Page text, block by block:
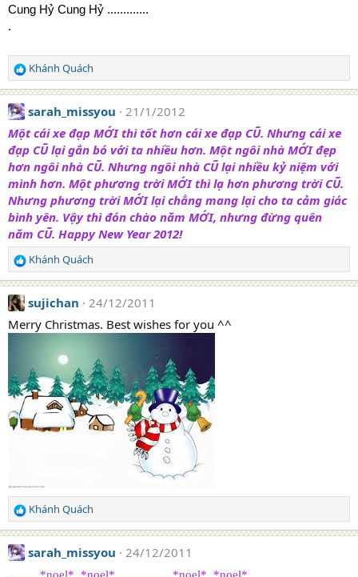
Cung Hỷ Cung Hỷ .............
.
R
e
a
c
t
i
o
n
s
:
Khánh Quách
sarah_missyou
21/1/2012
Một cái xe đạp MỚI thì tốt hơn cái xe đạp CŨ. Nhưng cái xe
đạp CŨ lại gắn bó với ta nhiều hơn. Một ngôi nhà MỚI đẹp
hơn ngôi nhà CŨ. Nhưng ngôi nhà CŨ lại nhiều kỷ niệm với
mình hơn. Một phương trời MỚI thì lạ hơn phương trời CŨ.
Nhưng phương trời MỚI lại chẳng mang lại cho ta cảm giác
bình yên. Vậy thì đón chào năm MỚI, nhưng đừng quên
năm CŨ. Happy New Year 2012!
R
e
a
c
t
i
s
:
Khánh Quách
sujichan
24/12/2011
Merry Christmas. Best wishes for you ^^
R
e
a
c
Khánh Quách
sarah_missyou 24/12/2011